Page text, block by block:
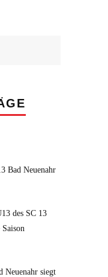
Bad Neuenahr
des SC 13
Neuenahr siegt